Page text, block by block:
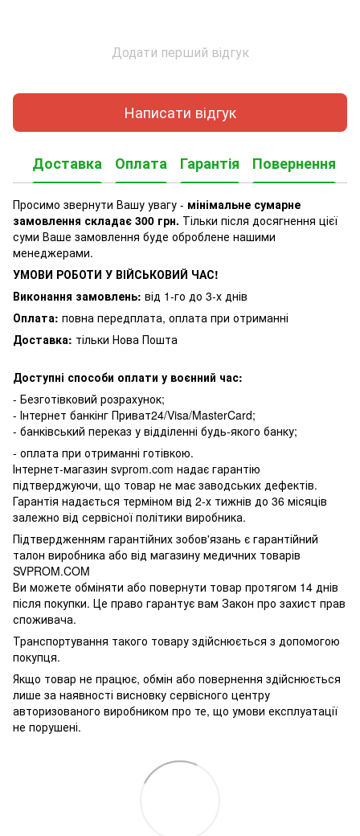
Додати перший відгук
Написати відгук
Доставка Оплата Гарантія Повернення
Просимо звернути Вашу увагу - мінімальне сумарне
замовлення складає 300 грн. Тільки після досягнення цієї
суми Ваше замовлення буде оброблене нашими
менеджерами.
УМОВИ РОБОТИ У ВІЙСЬКОВИЙ ЧАС!
Виконання замовлень: від 1-го до 3-х днів
Оплата: повна передплата, оплата при отриманні
Доставка: тільки Нова Пошта
Доступні способи оплати у воєнний час:
- Безготівковий розрахунок;
- Інтернет банкінг Приват24/Visa/MasterCard;
- банківський переказ у відділенні будь-якого банку;
- оплата при отриманні готівкою.
Інтернет-магазин svprom.com надає гарантію
підтверджуючи, що товар не має заводських дефектів.
Гарантія надається терміном від 2-х тижнів до 36 місяців
залежно від сервісної політики виробника.
Підтвердженням гарантійних зобов'язань є гарантійний
талон виробника або від магазину медичних товарів
SVPROM.COM
Ви можете обміняти або повернути товар протягом 14 днів
після покупки. Це право гарантує вам Закон про захист прав
споживача.
Транспортування такого товару здійснюється з допомогою
покупця.
Якщо товар не працює, обмін або повернення здійснюється
лише за наявності висновку сервісного центру
авторизованого виробником про те, що умови експлуатації
не порушені.